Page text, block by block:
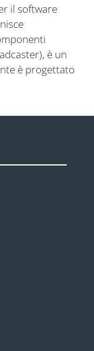
il software
è un
è progettato